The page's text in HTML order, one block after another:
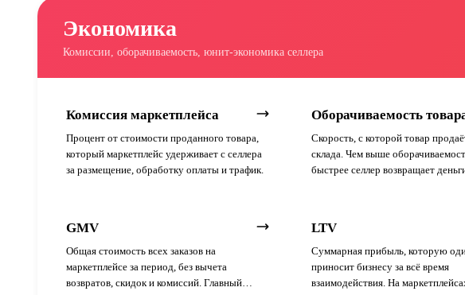
Экономика
Комиссии, оборачиваемость, юнит-экономика селлера
Комиссия маркетплейса
Процент от стоимости проданного товара,
который маркетплейс удерживает с селлера
за размещение, обработку оплаты и трафик.
Оборачиваемость
Скорость, с которой товар
склада. Чем выше
быстрее селлер возвращает
GMV
Общая стоимость всех заказов на
маркетплейсе за период, без вычета
возвратов, скидок и комиссий. Главный
LTV
Суммарная прибыль, которую
приносит бизнесу за всё время
взаимодействия. На